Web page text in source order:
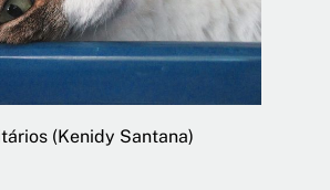
(Kenidy Santana)